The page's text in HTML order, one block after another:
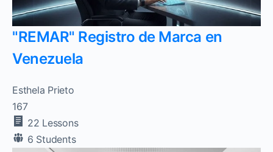
"REMAR" Registro de Marca en
Venezuela
Esthela Prieto
167
22 Lessons
6 Students